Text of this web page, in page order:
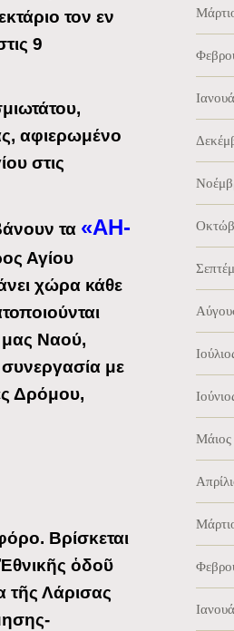
τον εν
9
αφιερωμένο
στις
τα «ΑΗ-
Αγίου
χώρα κάθε
μας Ναού,
με
Δρόμου,
Βρίσκεται
ὁδοῦ
τῆς Λάρισας